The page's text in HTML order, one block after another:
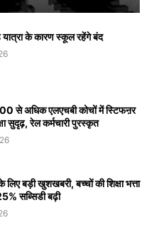
के कारण स्कूल रहेंगे बंद
से अधिक एलएचबी कोचों में स्टिफऩर
सुदृढ़, रेल कर्मचारी पुरस्कृत
लिए बड़ी खुशखबरी, बच्चों की शिक्षा भत्ता
सब्सिडी बढ़ी